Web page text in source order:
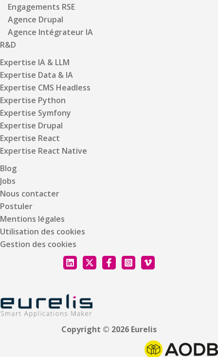
Engagements RSE
Agence Drupal
Agence Intégrateur IA
R&D
Expertise IA & LLM
Expertise Data & IA
Expertise CMS Headless
Expertise Python
Expertise Symfony
Expertise Drupal
Expertise React
Expertise React Native
Blog
Jobs
Nous contacter
Postuler
Mentions légales
Utilisation des cookies
Gestion des cookies
Copyright © 2026 Eurelis